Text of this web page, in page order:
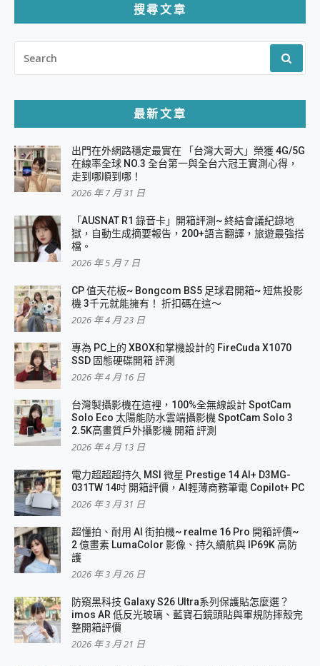
搜尋文章
FOR:
最新文章
出門在外網路穩定最實在 「台灣大哥大」榮獲 4G/5G
在線率全球 NO.3 全台第一與全台六冠王實測心得，
走到哪順到哪！
2026 年 7 月 31 日
「AUSNAT R1 錄音卡」開箱評測~ 終結會議紀錄地
獄，自動生成摘要報告，200+語言翻譯，旅遊最強搭
檔。
2026 年 5 月 7 日
CP 值天花板~ Bongcom BS5 足球君開箱~ 短焦投影
機 3千元就能擁有！ 折扣碼在這～
2026 年 4 月 23 日
專為 PC上的 XBOX和掌機設計的 FireCuda X1070
SSD 固態硬碟開箱 評測
2026 年 4 月 16 日
台灣製攝影機在這裡，100%全無線設計 SpotCam
Solo Eco 太陽能防水雲端攝影機 SpotCam Solo 3
2.5K高畫質戶外攝影機 開箱 評測
2026 年 4 月 13 日
電力超超超持久 MSI 微星 Prestige 14 AI+ D3MG-
031TW 14吋 開箱評價，AI輕薄商務筆電 Copilot+ PC
2026 年 3 月 31 日
超懂拍、耐用 AI 街拍機~ realme 16 Pro 開箱評價~
2 億畫素 LumaColor 影像、持久續航與 IP69K 高防
護
2026 年 3 月 26 日
防窺黑科技 Galaxy S26 Ultra系列保護貼怎麼選？
imos AR 低反光玻璃、藍寶石鏡頭貼與軍規防摔殼完
整開箱評價
2026 年 3 月 21 日